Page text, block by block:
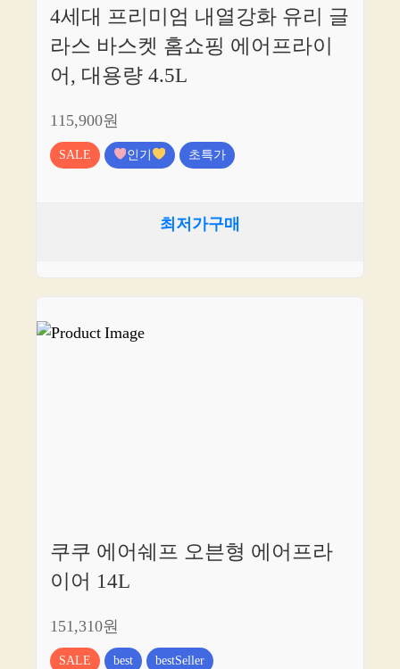
4세대 프리미엄 내열강화 유리 글
라스 바스켓 홈쇼핑 에어프라이
어, 대용량 4.5L
115,900원
SALE 인기 초특가
최저가구매
쿠쿠 에어쉐프 오븐형 에어프라
이어 14L
151,310원
SALE best bestSeller